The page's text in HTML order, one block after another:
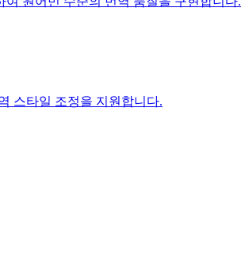
스타일 조정을 지원합니다.